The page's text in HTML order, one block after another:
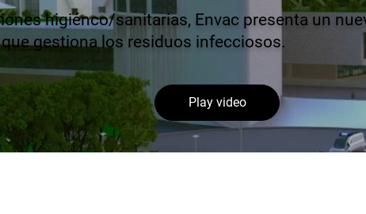
higiénco/sanitarias, Envac presenta un
gestiona los residuos infecciosos.
Play video